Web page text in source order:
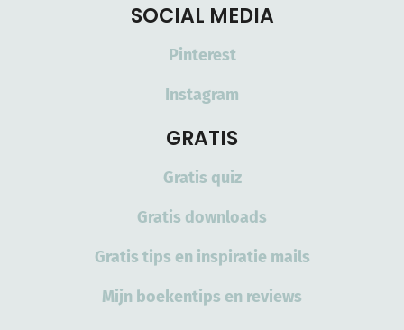
SOCIAL MEDIA
Pinterest
Instagram
GRATIS
Gratis quiz
Gratis downloads
Gratis tips en inspiratie mails
Mijn boekentips en reviews